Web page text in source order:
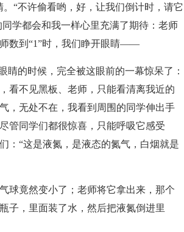
“不许偷看哟，好，让我们倒计时，请它
学都会和我一样心里充满了期待：老师
数到“1”时，我们睁开眼睛——
的时候，完全被这眼前的一幕惊呆了：
看不见黑板、老师，只能看清离我近的
，无处不在，我看到周围的同学伸出手
管同学们都很惊喜，只能呼吸它感受
：“这是液氮，是液态的氮气，白烟就是
球竟然变小了；老师将它拿出来，那个
子，里面装了水，然后把液氮倒进里